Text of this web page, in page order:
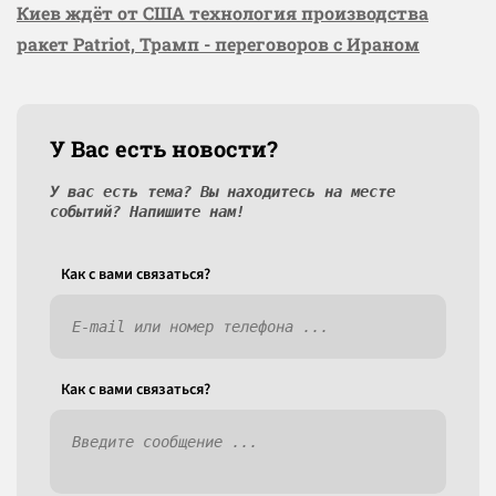
Киев ждёт от США технология производства
ракет Patriot, Трамп - переговоров с Ираном
У Вас есть новости?
У вас есть тема? Вы находитесь на месте
событий? Напишите нам!
Как c вами связаться?
Как c вами связаться?